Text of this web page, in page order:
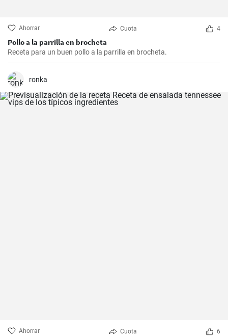
Ahorrar Cuota 4
Pollo a la parrilla en brocheta
Receta para un buen pollo a la parrilla en brocheta.
ronka
Ahorrar Cuota 6